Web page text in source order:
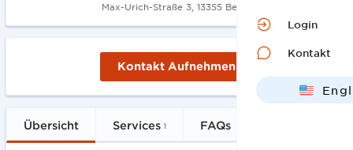
Login
Kontakt
Übersicht Services 1 FAQs
Max-Urich-Straße 3, 13355 Berlin
Kontakt Aufnehmen